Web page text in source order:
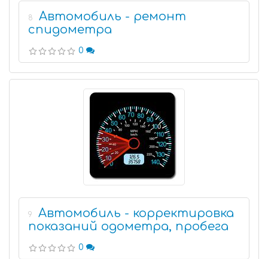
8
Автомобиль - ремонт
спидометра
0
9
Автомобиль - корректировка
показаний одометра, пробега
0